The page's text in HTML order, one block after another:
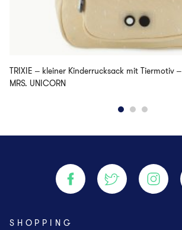
TRIXIE – kleiner Kinderrucksack mit Tiermotiv –
MRS. UNICORN
SHOPPING